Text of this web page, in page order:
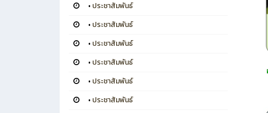
• ประชาสัมพันธ์
• ประชาสัมพันธ์
• ประชาสัมพันธ์
• ประชาสัมพันธ์
• ประชาสัมพันธ์
• ประชาสัมพันธ์